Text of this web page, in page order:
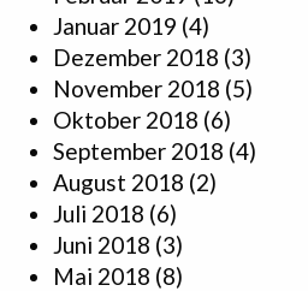
Januar 2019 (4)
Dezember 2018 (3)
November 2018 (5)
Oktober 2018 (6)
September 2018 (4)
August 2018 (2)
Juli 2018 (6)
Juni 2018 (3)
Mai 2018 (8)